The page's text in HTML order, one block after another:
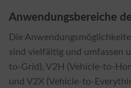
Anwendungsbereiche
Die
sind vielfältig und umfassen
to-Grid), V2H (Vehicle-to-
und V2X (Vehicle-to-